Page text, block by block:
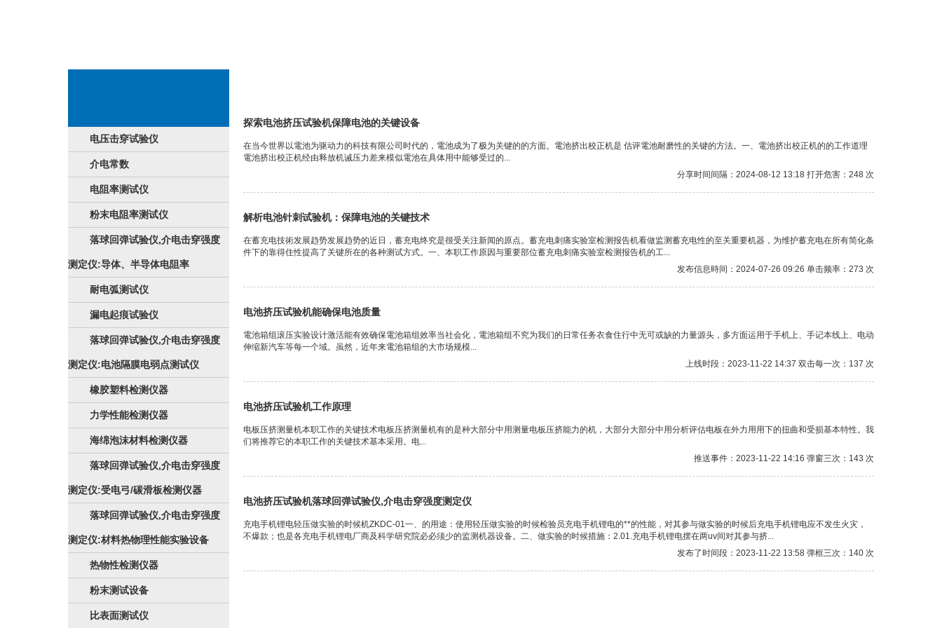
电压击穿试验仪
介电常数
电阻率测试仪
粉末电阻率测试仪
落球回弹试验仪,介电击穿强度
测定仪:导体、半导体电阻率
耐电弧测试仪
漏电起痕试验仪
落球回弹试验仪,介电击穿强度
测定仪:电池隔膜电弱点测试仪
橡胶塑料检测仪器
力学性能检测仪器
海绵泡沫材料检测仪器
落球回弹试验仪,介电击穿强度
测定仪:受电弓/碳滑板检测仪器
落球回弹试验仪,介电击穿强度
测定仪:材料热物理性能实验设备
热物性检测仪器
粉末测试设备
比表面测试仪
探索电池挤压试验机保障电池的关键设备
在当今世界以電池为驱动力的科技有限公司时代的，電池成为了极为关键的的方面。電池挤出校正机是 估评電池耐磨性的关键的方法。一、電池挤出校正机的的工作道理
電池挤出校正机经由释放机诫压力差来模似電池在具体用中能够受过的...
分享时间间隔：2024-08-12 13:18 打开危害：248 次
解析电池针刺试验机：保障电池的关键技术
在蓄充电技術发展趋势发展趋势的近日，蓄充电终究是很受关注新闻的原点。蓄充电刺痛实验室检测报告机看做监测蓄充电性的至关重要机器，为维护蓄充电在所有简化条
件下的靠得住性提高了关键所在的各种测试方式。一、本职工作原因与重要部位蓄充电刺痛实验室检测报告机的工...
发布信息時间：2024-07-26 09:26 单击频率：273 次
电池挤压试验机能确保电池质量
電池箱组滚压实验设计激活能有效确保電池箱组效率当社会化，電池箱组不究为我们的日常任务衣食住行中无可或缺的力量源头，多方面运用于手机上、手记本线上、电动
伸缩新汽车等每一个域。虽然，近年来電池箱组的大市场规模...
上线时段：2023-11-22 14:37 双击每一次：137 次
电池挤压试验机工作原理
电板压挤测量机本职工作的关键技术电板压挤测量机有的是种大部分中用测量电板压挤能力的机，大部分大部分中用分析评估电板在外力用用下的扭曲和受损基本特性。我
们将推荐它的本职工作的关键技术基本采用。电...
推送事件：2023-11-22 14:16 弹窗三次：143 次
电池挤压试验机落球回弹试验仪,介电击穿强度测定仪
充电手机锂电轻压做实验的时候机ZKDC-01一、的用途：使用轻压做实验的时候检验员充电手机锂电的**的性能，对其参与做实验的时候后充电手机锂电应不发生火灾，
不爆款；也是各充电手机锂电厂商及科学研究院必必须少的监测机器设备。二、做实验的时候措施：2.01.充电手机锂电摆在两uv间对其参与挤...
发布了时间段：2023-11-22 13:58 弹框三次：140 次